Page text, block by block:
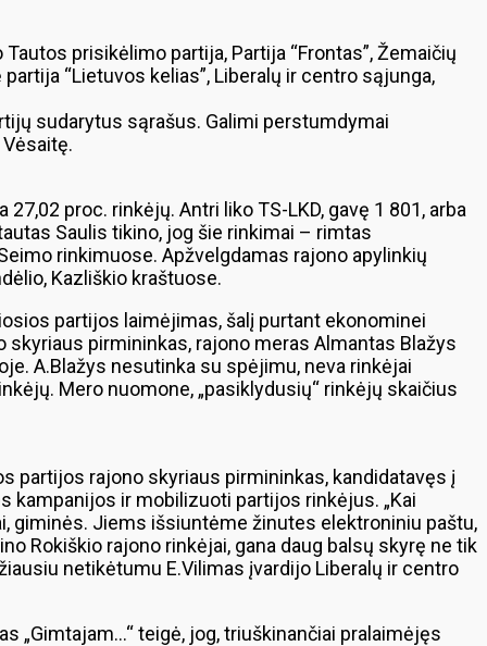
prisikėlimo partija, Partija “Frontas”, Žemaičių
“Lietuvos kelias”, Liberalų ir centro sąjunga,
sudarytus sąrašus. Galimi perstumdymai
proc. rinkėjų. Antri liko TS-LKD, gavę 1 801, arba
Saulis tikino, jog šie rinkimai – rimtas
rinkimuose. Apžvelgdamas rajono apylinkių
Kazliškio kraštuose.
partijos laimėjimas, šalį purtant ekonominei
skyriaus pirmininkas, rajono meras Almantas Blažys
A.Blažys nesutinka su spėjimu, neva rinkėjai
Mero nuomone, „pasiklydusių“ rinkėjų skaičius
partijos rajono skyriaus pirmininkas, kandidatavęs į
kampanijos ir mobilizuoti partijos rinkėjus. „Kai
giminės. Jiems išsiuntėme žinutes elektroniniu paštu,
Rokiškio rajono rinkėjai, gana daug balsų skyrę ne tik
netikėtumu E.Vilimas įvardijo Liberalų ir centro
„Gimtajam…“ teigė, jog, triuškinančiai pralaimėjęs